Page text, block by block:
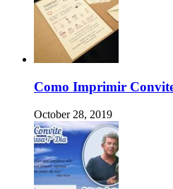
Como Imprimir
October 28, 2019